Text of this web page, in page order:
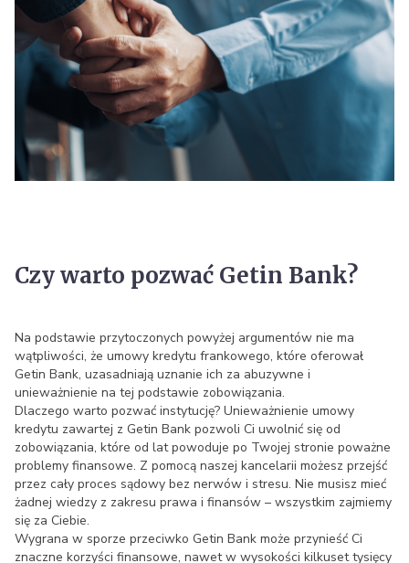
Czy warto pozwać Getin Bank?
Na podstawie przytoczonych powyżej argumentów nie ma
wątpliwości, że umowy kredytu frankowego, które oferował
Getin Bank, uzasadniają uznanie ich za abuzywne i
unieważnienie na tej podstawie zobowiązania.
Dlaczego warto pozwać instytucję? Unieważnienie umowy
kredytu zawartej z Getin Bank pozwoli Ci uwolnić się od
zobowiązania, które od lat powoduje po Twojej stronie poważne
problemy finansowe. Z pomocą naszej kancelarii możesz przejść
przez cały proces sądowy bez nerwów i stresu. Nie musisz mieć
żadnej wiedzy z zakresu prawa i finansów – wszystkim zajmiemy
się za Ciebie.
Wygrana w sporze przeciwko Getin Bank może przynieść Ci
znaczne korzyści finansowe, nawet w wysokości kilkuset tysięcy